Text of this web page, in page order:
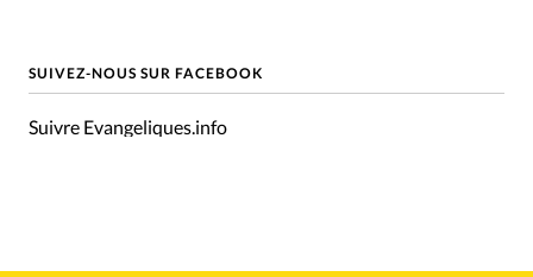
SUIVEZ-NOUS SUR FACEBOOK
Suivre Evangeliques.info